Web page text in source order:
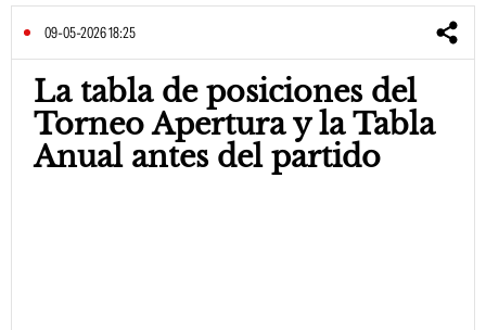
09-05-2026 18:25
La tabla de posiciones del
Torneo Apertura y la Tabla
Anual antes del partido